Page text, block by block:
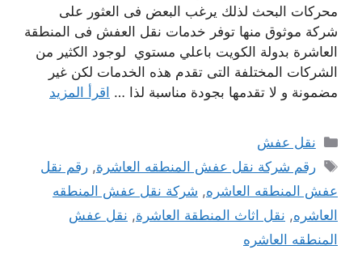
محركات البحث لذلك يرغب البعض فى العثور على
شركة موثوق منها توفر خدمات نقل العفش فى المنطقة
العاشرة بدولة الكويت باعلي مستوي لوجود الكثير من
الشركات المختلفة التى تقدم هذه الخدمات لكن غير
مضمونة و لا تقدمها بجودة مناسبة لذا … اقرأ المزيد
التصنيفات
نقل عفش
الوسوم
رقم شركة نقل عفش المنطقه العاشرة,رقم نقل
عفش المنطقه العاشره, شركة نقل عفش المنطقه
العاشره, نقل اثاث المنطقة العاشرة, نقل عفش
المنطقه العاشره